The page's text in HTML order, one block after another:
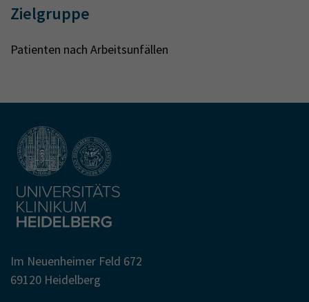
Zielgruppe
Patienten nach Arbeitsunfällen
Im Neuenheimer Feld 672
69120 Heidelberg